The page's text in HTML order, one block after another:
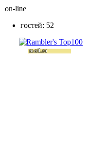
on-line
гостей: 52